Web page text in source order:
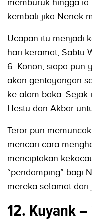
memburuk hingga
kembali jika Nenek
Ucapan itu menjadi
hari keramat, Sabtu
6. Konon, siapa pun
akan gentayangan
ke alam baka. Sejak
Hestu dan Akbar
Teror pun
mencari cara
menciptakan
“pendamping” bagi
mereka selamat dari
12. Kuyank